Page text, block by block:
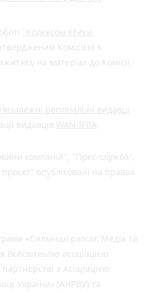
"Кодексом етики
Комісією з
на матеріал до Комісії
регіональні видавці
видавців WAN-IFRA
компаній", "Прес-служба",
опубліковані на правах
«Сильніші разом: Медіа та
Всесвітньою асоціацією
з Асоціацією
України» (АНРВУ) та